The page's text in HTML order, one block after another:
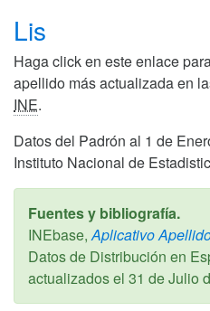
Lis
Haga click en este enlace
apellido más actualizada en
INE.
Datos del Padrón al 1 de
Instituto Nacional de
Fuentes y bibliografía.
INEbase, Aplicativo
Datos de Distribución en
actualizados el 31 de Julio